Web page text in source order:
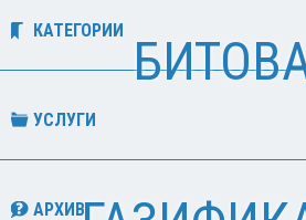
КАТЕГОРИИ
УСЛУГИ
АРХИВ